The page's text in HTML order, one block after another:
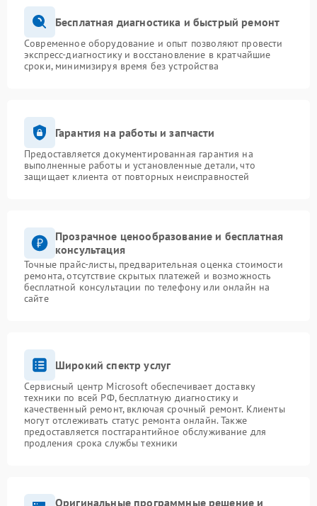
Бесплатная диагностика и быстрый ремонт
Современное оборудование и опыт позволяют провести
экспресс-диагностику и восстановление в кратчайшие
сроки, минимизируя время без устройства
Гарантия на работы и запчасти
Предоставляется документированная гарантия на
выполненные работы и установленные детали, что
защищает клиента от повторных неисправностей
Прозрачное ценообразование и бесплатная
консультация
Точные прайс-листы, предварительная оценка стоимости
ремонта, отсутствие скрытых платежей и возможность
бесплатной консультации по телефону или онлайн на
сайте
Широкий спектр услуг
Сервисный центр Microsoft обеспечивает доставку
техники по всей РФ, бесплатную диагностику и
качественный ремонт, включая срочный ремонт. Клиенты
могут отслеживать статус ремонта онлайн. Также
предоставляется постгарантийное обслуживание для
продления срока службы техники
Оригинальные программные решение и